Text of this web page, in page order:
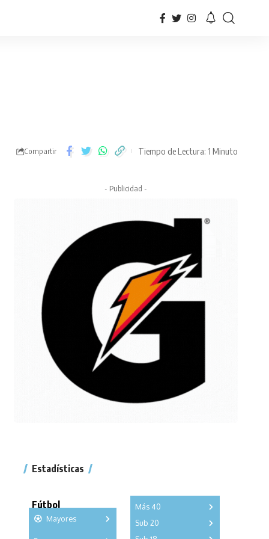
Compartir Tiempo de Lectura: 1 Minuto
- Publicidad -
Estadísticas
Fútbol
Mayores
Más 40
Sub 20